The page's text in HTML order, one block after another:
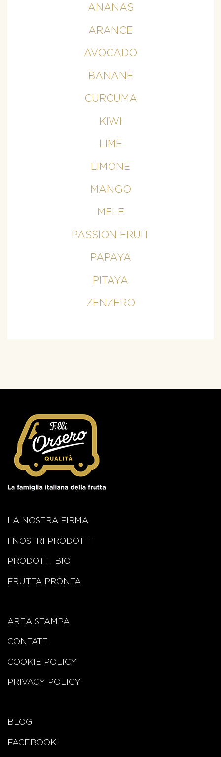
ANANAS
ARANCE
AVOCADO
BANANE
CURCUMA
KIWI
LIME
LIMONE
MANGO
MELE
PASSION FRUIT
PAPAYA
PITAYA
ZENZERO
LA NOSTRA FIRMA
I NOSTRI PRODOTTI
PRODOTTI BIO
FRUTTA PRONTA
AREA STAMPA
CONTATTI
COOKIE POLICY
PRIVACY POLICY
BLOG
FACEBOOK